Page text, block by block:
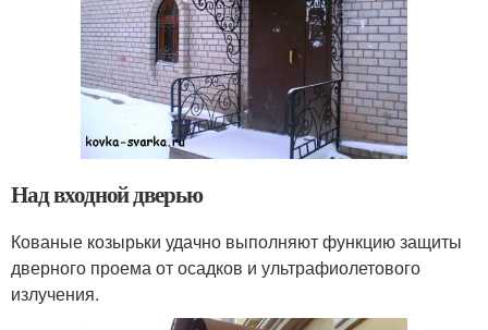
Над входной дверью
Кованые козырьки удачно выполняют функцию защиты
дверного проема от осадков и ультрафиолетового
излучения.